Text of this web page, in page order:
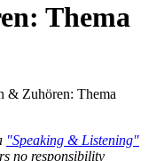
Thema
"Speaking & Listening"
no responsibility